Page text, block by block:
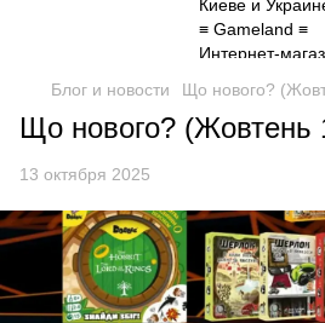
Блог и новости Що нового?
Що нового? (Жовтень
13 октября 2025